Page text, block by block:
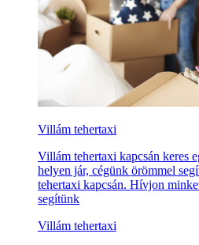
Villám tehertaxi
Villám tehertaxi kapcsán keres
helyen jár, cégünk örömmel
tehertaxi kapcsán. Hívjon
segítünk
Villám tehertaxi